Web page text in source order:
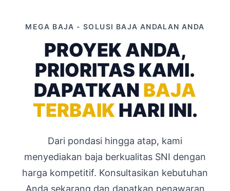
MEGA BAJA - SOLUSI BAJA ANDALAN ANDA
PROYEK ANDA,
PRIORITAS KAMI.
DAPATKAN BAJA
TERBAIK HARI INI.
Dari pondasi hingga atap, kami
menyediakan baja berkualitas SNI dengan
harga kompetitif. Konsultasikan kebutuhan
Anda sekarang dan dapatkan penawaran